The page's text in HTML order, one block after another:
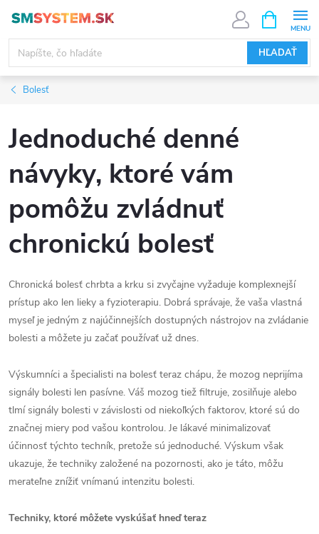
obsah
HĽADAŤ
KOŠÍK
Bolesť
Jednoduché denné
návyky, ktoré vám
pomôžu zvládnuť
chronickú bolesť
Chronická bolesť chrbta a krku si zvyčajne vyžaduje komplexnejší
prístup ako len lieky a fyzioterapiu. Dobrá správaje, že vaša vlastná
myseľ je jedným z najúčinnejších dostupných nástrojov na zvládanie
bolesti a môžete ju začať používať už dnes.
Výskumníci a špecialisti na bolesť teraz chápu, že mozog neprijíma
signály bolesti len pasívne. Váš mozog tiež filtruje, zosilňuje alebo
tlmí signály bolesti v závislosti od niekoľkých faktorov, ktoré sú do
značnej miery pod vašou kontrolou. Je lákavé minimalizovať
účinnosť týchto techník, pretože sú jednoduché. Výskum však
ukazuje, že techniky založené na pozornosti, ako je táto, môžu
merateľne znížiť vnímanú intenzitu bolesti.
Techniky, ktoré môžete vyskúšať hneď teraz